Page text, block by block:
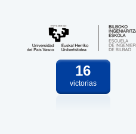
16
victorias